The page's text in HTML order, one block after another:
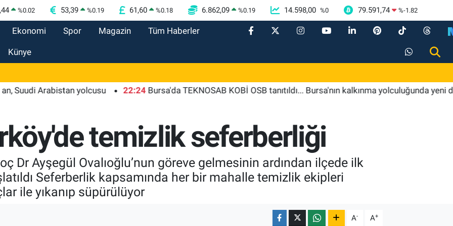
%0.02 53,39 %0.19 61,60 %0.18 6.862,09 %0.19 14.598,00 %0 79.591,74 %-1.82
Ekonomi Spor Magazin Tüm Haberler
Künye
Arabistan yolcusu 22:24 Bursa'da TEKNOSAB KOBİ OSB tanıtıldı... Bursa'nın kalkınma yolculuğunda yeni dönem
temizlik seferberliği
Dr Ayşegül Ovalıoğlu’nun göreve gelmesinin ardından ilçede ilk
Seferberlik kapsamında her bir mahalle temizlik ekipleri
ile yıkanıp süpürülüyor
A- A+